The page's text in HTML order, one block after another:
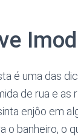
é uma das
de rua e
enjôo em
o banheiro, o